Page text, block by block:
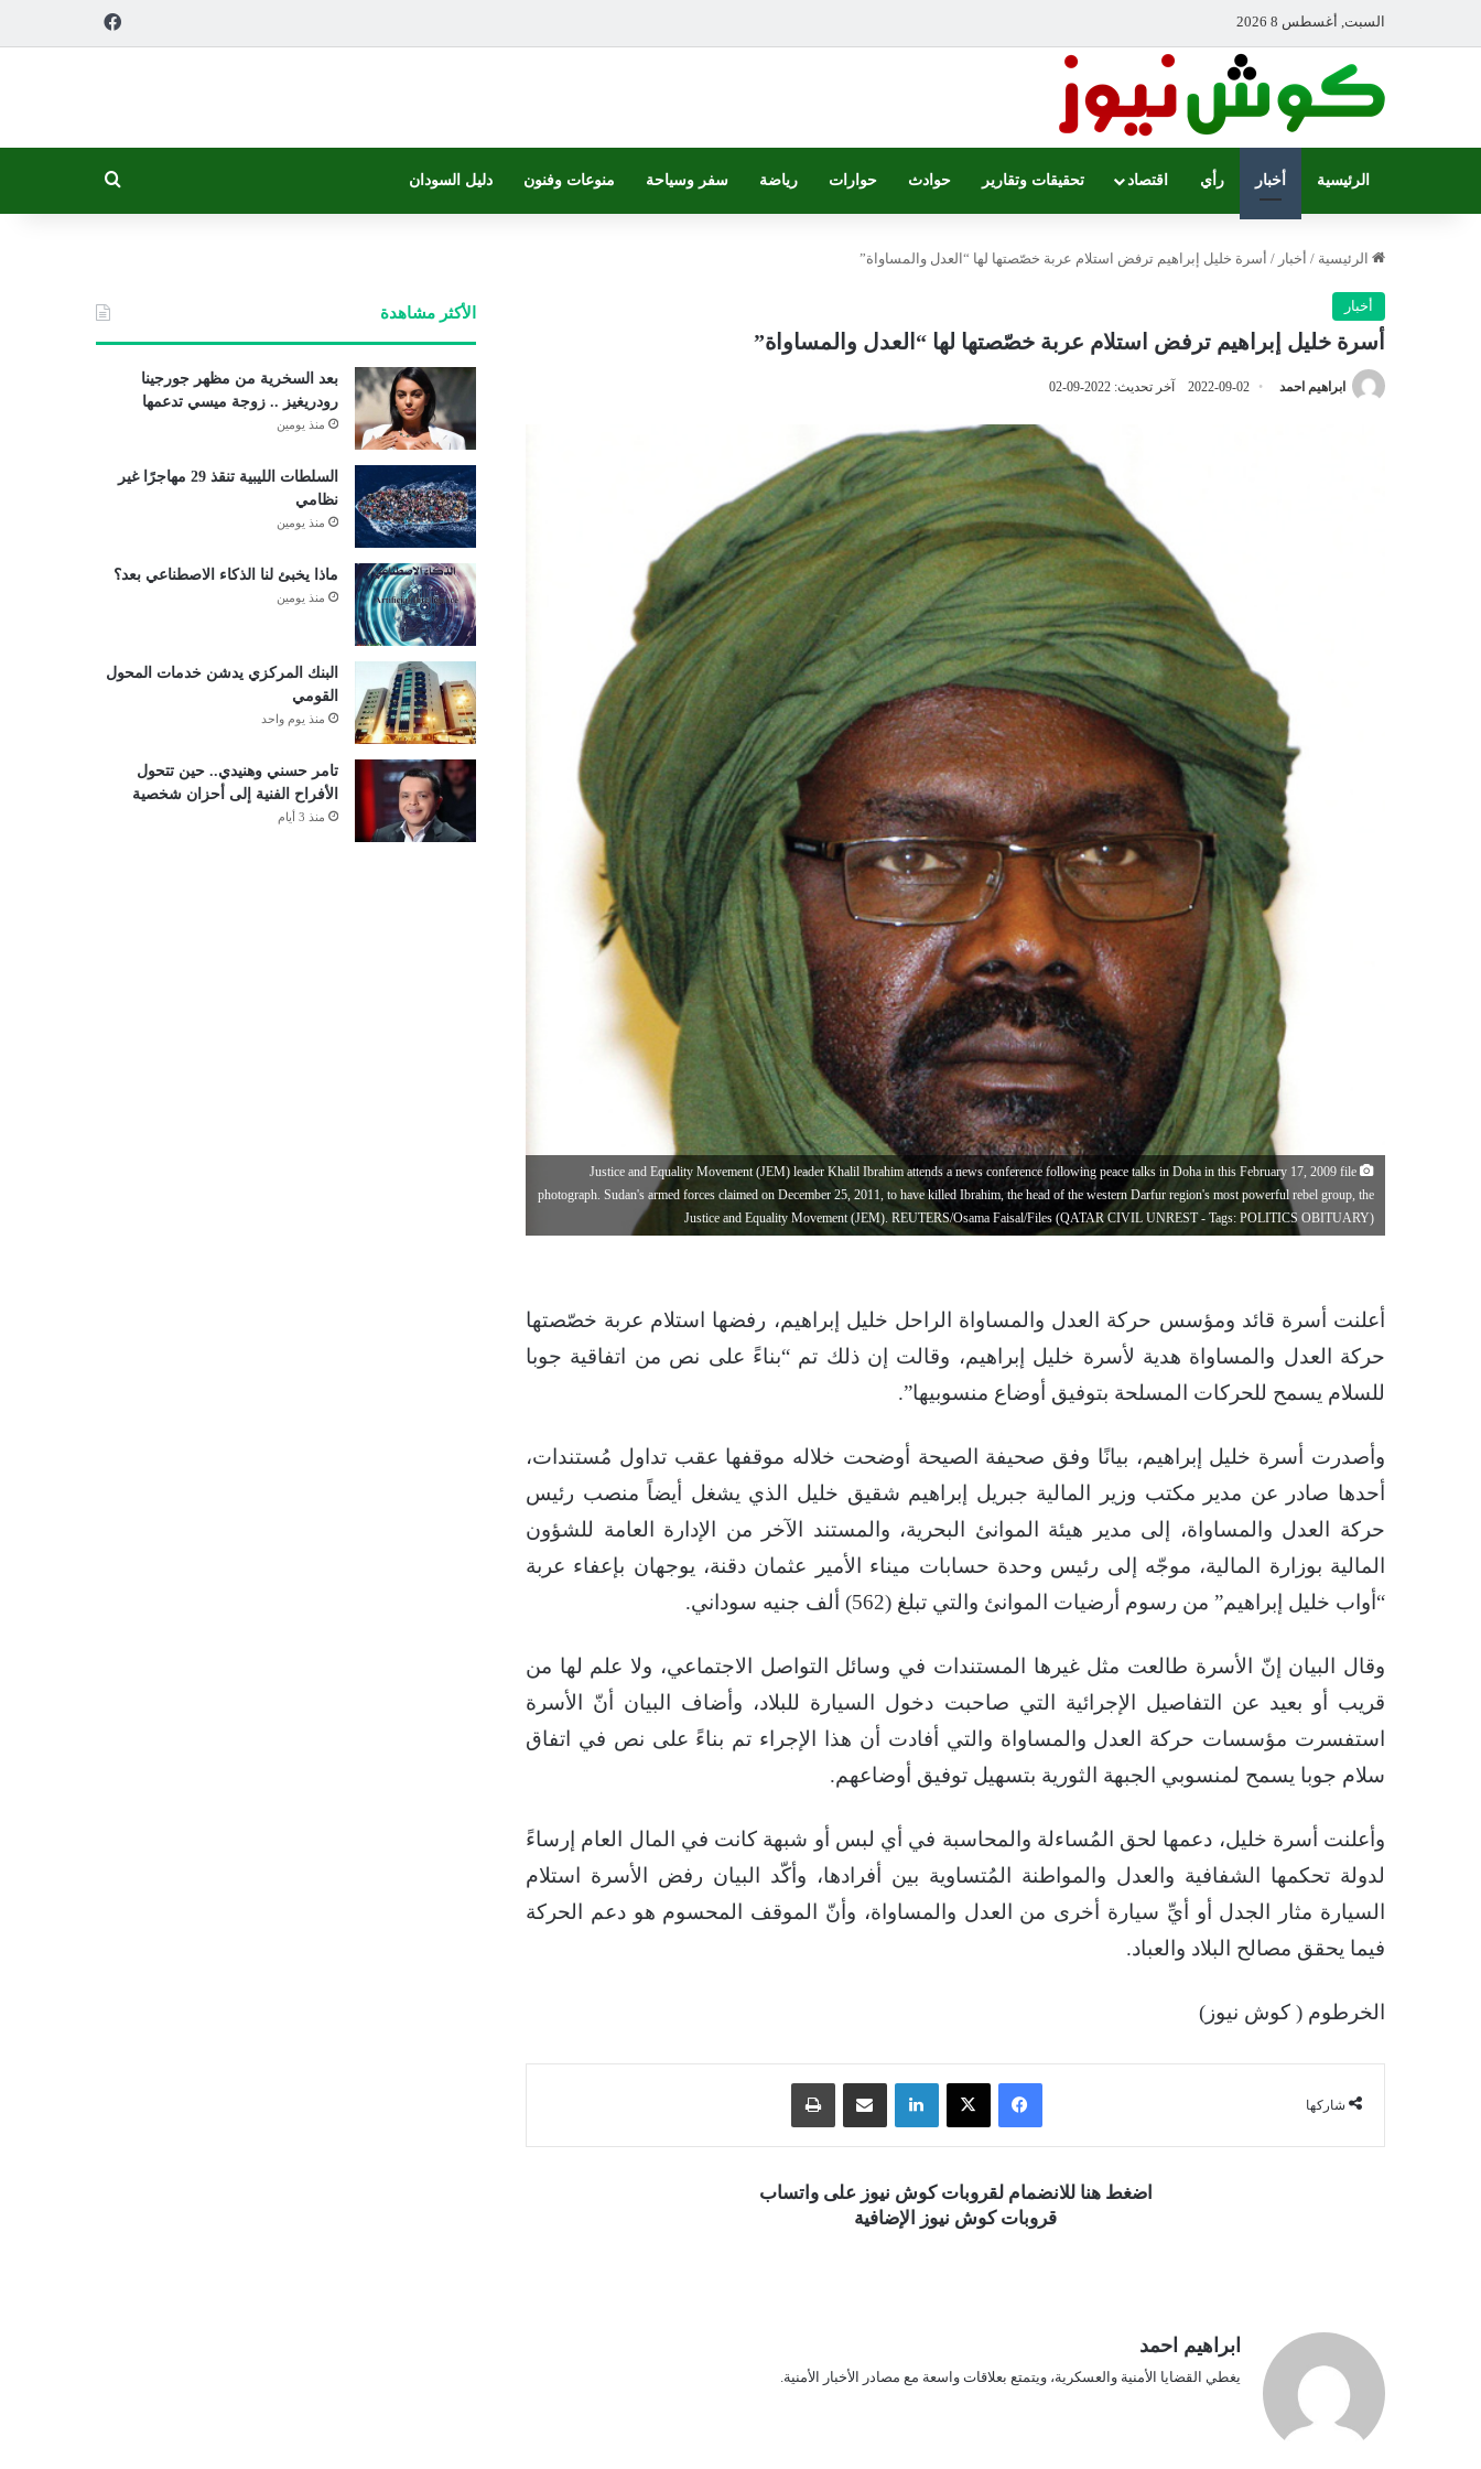
السبت, أغسطس 8 2026
الرئيسية أخبار رأي اقتصاد تحقيقات وتقارير حوادث حوارات رياضة سفر وسياحة منوعات وفنون دليل السودان
الرئيسية / أخبار / أسرة خليل إبراهيم ترفض استلام عربة خصّصتها لها “العدل والمساواة”
أخبار
أسرة خليل إبراهيم ترفض استلام عربة خصّصتها لها “العدل والمساواة”
ابراهيم احمد 2022-09-02 آخر تحديث: 2022-09-02
Justice and Equality Movement (JEM) leader Khalil Ibrahim attends a news conference following peace talks in Doha in this February 17, 2009 file
photograph. Sudan's armed forces claimed on December 25, 2011, to have killed Ibrahim, the head of the western Darfur region's most powerful rebel group, the
Justice and Equality Movement (JEM). REUTERS/Osama Faisal/Files (QATAR CIVIL UNREST - Tags: POLITICS OBITUARY)
أعلنت أسرة قائد ومؤسس حركة العدل والمساواة الراحل خليل إبراهيم، رفضها استلام عربة خصّصتها
حركة العدل والمساواة هدية لأسرة خليل إبراهيم، وقالت إن ذلك تم “بناءً على نص من اتفاقية جوبا
للسلام يسمح للحركات المسلحة بتوفيق أوضاع منسوبيها”.
وأصدرت أسرة خليل إبراهيم، بيانًا وفق صحيفة الصيحة أوضحت خلاله موقفها عقب تداول مُستندات،
أحدها صادر عن مدير مكتب وزير المالية جبريل إبراهيم شقيق خليل الذي يشغل أيضاً منصب رئيس
حركة العدل والمساواة، إلى مدير هيئة الموانئ البحرية، والمستند الآخر من الإدارة العامة للشؤون
المالية بوزارة المالية، موجّه إلى رئيس وحدة حسابات ميناء الأمير عثمان دقنة، يوجهان بإعفاء عربة
“أواب خليل إبراهيم” من رسوم أرضيات الموانئ والتي تبلغ (562) ألف جنيه سوداني.
وقال البيان إنّ الأسرة طالعت مثل غيرها المستندات في وسائل التواصل الاجتماعي، ولا علم لها من
قريب أو بعيد عن التفاصيل الإجرائية التي صاحبت دخول السيارة للبلاد، وأضاف البيان أنّ الأسرة
استفسرت مؤسسات حركة العدل والمساواة والتي أفادت أن هذا الإجراء تم بناءً على نص في اتفاق
سلام جوبا يسمح لمنسوبي الجبهة الثورية بتسهيل توفيق أوضاعهم.
وأعلنت أسرة خليل، دعمها لحق المُساءلة والمحاسبة في أي لبس أو شبهة كانت في المال العام إرساءً
لدولة تحكمها الشفافية والعدل والمواطنة المُتساوية بين أفرادها، وأكّد البيان رفض الأسرة استلام
السيارة مثار الجدل أو أيِّ سيارة أخرى من العدل والمساواة، وأنّ الموقف المحسوم هو دعم الحركة
فيما يحقق مصالح البلاد والعباد.
الخرطوم ( كوش نيوز)
شاركها
فيسبوك ‫X لينكدإن مشاركة عبر البريد
اضغط هنا للانضمام لقروبات كوش نيوز على واتساب
قروبات كوش نيوز الإضافية
ابراهيم احمد
يغطي القضايا الأمنية والعسكرية، ويتمتع بعلاقات واسعة مع مصادر الأخبار الأمنية.
الأكثر مشاهدة
بعد السخرية من مظهر جورجينا
رودريغيز .. زوجة ميسي تدعمها
منذ يومين
السلطات الليبية تنقذ 29 مهاجرًا غير
نظامي
منذ يومين
ماذا يخبئ لنا الذكاء الاصطناعي بعد؟
منذ يومين
البنك المركزي يدشن خدمات المحول
القومي
منذ يوم واحد
تامر حسني وهنيدي.. حين تتحول
الأفراح الفنية إلى أحزان شخصية
منذ 3 أيام